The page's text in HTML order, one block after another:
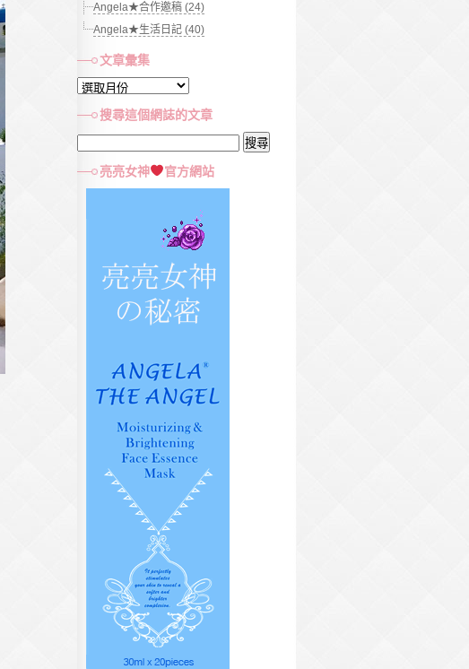
Angela★合作邀稿 (24)
Angela★生活日記 (40)
文章彙集
文
彙
集
搜尋這個網誌的文章
關
亮亮女神 官方網站